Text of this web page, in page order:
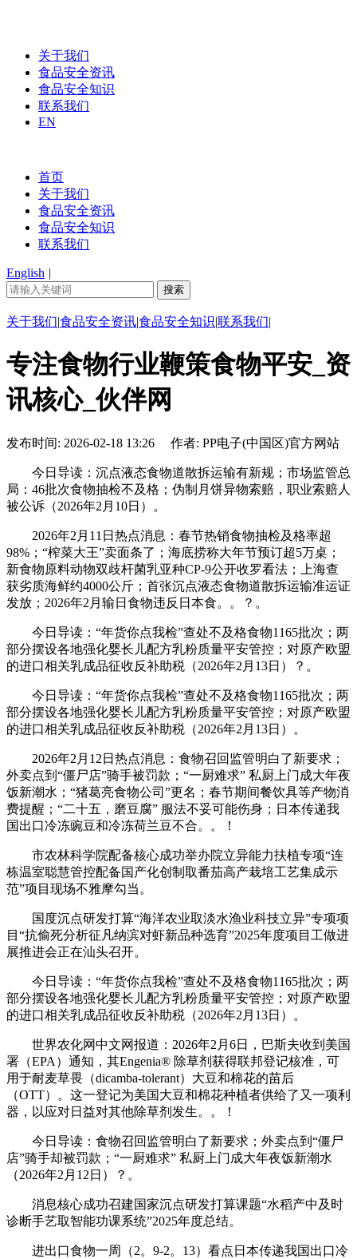
关于我们
食品安全资讯
食品安全知识
联系我们
EN
首页
关于我们
食品安全资讯
食品安全知识
联系我们
English |
关于我们|食品安全资讯|食品安全知识|联系我们|
专注食物行业鞭策食物平安_资
讯核心_伙伴网
发布时间: 2026-02-18 13:26 作者: PP电子(中国区)官方网站
今日导读：沉点液态食物道散拆运输有新规；市场监管总
局：46批次食物抽检不及格；伪制月饼异物索赔，职业索赔人
被公诉（2026年2月10日）。
2026年2月11日热点消息：春节热销食物抽检及格率超
98%；“榨菜大王”卖面条了；海底捞称大年节预订超5万桌；
新食物原料动物双歧杆菌乳亚种CP-9公开收罗看法；上海查
获劣质海鲜约4000公斤；首张沉点液态食物道散拆运输准运证
发放；2026年2月输日食物违反日本食。。？。
今日导读：“年货你点我检”查处不及格食物1165批次；两
部分摆设各地强化婴长儿配方乳粉质量平安管控；对原产欧盟
的进口相关乳成品征收反补助税（2026年2月13日）？。
今日导读：“年货你点我检”查处不及格食物1165批次；两
部分摆设各地强化婴长儿配方乳粉质量平安管控；对原产欧盟
的进口相关乳成品征收反补助税（2026年2月13日）。
2026年2月12日热点消息：食物召回监管明白了新要求；
外卖点到“僵尸店”骑手被罚款；“一厨难求” 私厨上门成大年夜
饭新潮水；“猪葛亮食物公司”更名；春节期间餐饮具等产物消
费提醒；“二十五，磨豆腐” 服法不妥可能伤身；日本传递我
国出口冷冻豌豆和冷冻荷兰豆不合。。！
市农林科学院配备核心成功举办院立异能力扶植专项“连
栋温室聪慧管控配备国产化创制取番茄高产栽培工艺集成示
范”项目现场不雅摩勾当。
国度沉点研发打算“海洋农业取淡水渔业科技立异”专项项
目“抗偷死分析征凡纳滨对虾新品种选育”2025年度项目工做进
展推进会正在汕头召开。
今日导读：“年货你点我检”查处不及格食物1165批次；两
部分摆设各地强化婴长儿配方乳粉质量平安管控；对原产欧盟
的进口相关乳成品征收反补助税（2026年2月13日）。
世界农化网中文网报道：2026年2月6日，巴斯夫收到美国
署（EPA）通知，其Engenia® 除草剂获得联邦登记核准，可
用于耐麦草畏（dicamba-tolerant）大豆和棉花的苗后
（OTT）。这一登记为美国大豆和棉花种植者供给了又一项利
器，以应对日益对其他除草剂发生。。！
今日导读：食物召回监管明白了新要求；外卖点到“僵尸
店”骑手却被罚款；“一厨难求” 私厨上门成大年夜饭新潮水
（2026年2月12日）？。
消息核心成功召建国家沉点研发打算课题“水稻产中及时
诊断手艺取智能功课系统”2025年度总结。
进出口食物一周（2。9-2。13）看点日本传递我国出口冷